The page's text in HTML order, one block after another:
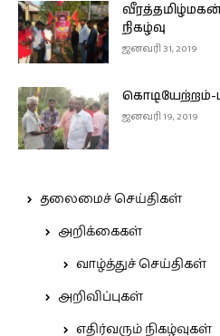
நிகழ்வு
ஜனவரி 31, 2019
ஜனவரி 19, 2019
தலைமைச் செய்திகள்
அறிக்கைகள்
வாழ்த்துச் செய்திகள்
அறிவிப்புகள்
எதிர்வரும் நிகழ்வுகள்